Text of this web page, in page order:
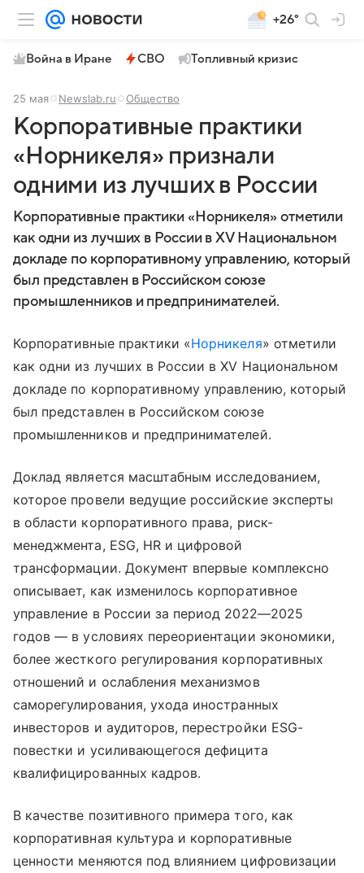
+26°
Война в Иране СВО Топливный кризис
25 мая Newslab.ru Общество
Корпоративные практики
«Норникеля» признали
одними из лучших в России
Корпоративные практики «Норникеля» отметили
как одни из лучших в России в XV Национальном
докладе по корпоративному управлению, который
был представлен в Российском союзе
промышленников и предпринимателей.
Корпоративные практики «Норникеля» отметили
как одни из лучших в России в XV Национальном
докладе по корпоративному управлению, который
был представлен в Российском союзе
промышленников и предпринимателей.
Доклад является масштабным исследованием,
которое провели ведущие российские эксперты
в области корпоративного права, риск-
менеджмента, ESG, HR и цифровой
трансформации. Документ впервые комплексно
описывает, как изменилось корпоративное
управление в России за период 2022—2025
годов — в условиях переориентации экономики,
более жесткого регулирования корпоративных
отношений и ослабления механизмов
саморегулирования, ухода иностранных
инвесторов и аудиторов, перестройки ESG-
повестки и усиливающегося дефицита
квалифицированных кадров.
В качестве позитивного примера того, как
корпоративная культура и корпоративные
ценности меняются под влиянием цифровизации